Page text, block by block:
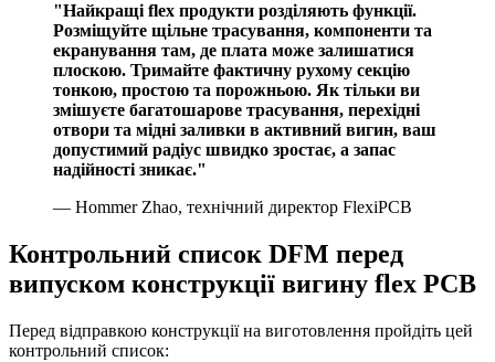
"Найкращі flex продукти розділяють функції.
Розміщуйте щільне трасування, компоненти та
екранування там, де плата може залишатися
плоскою. Тримайте фактичну рухому секцію
тонкою, простою та порожньою. Як тільки ви
змішуєте багатошарове трасування, перехідні
отвори та мідні заливки в активний вигин, ваш
допустимий радіус швидко зростає, а запас
надійності зникає."
— Hommer Zhao, технічний директор FlexiPCB
Контрольний список DFM перед
випуском конструкції вигину flex PCB
Перед відправкою конструкції на виготовлення пройдіть цей
контрольний список: